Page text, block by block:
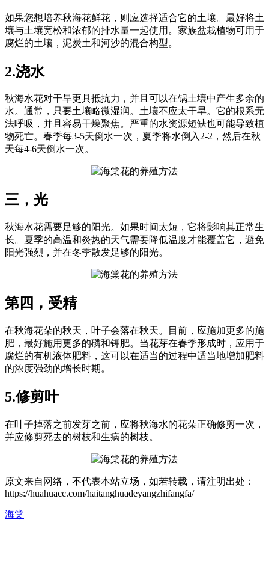
如果您想培养秋海花鲜花，则应选择适合它的土壤。最好将土
壤与土壤宽松和浓郁的排水量一起使用。家族盆栽植物可用于
腐烂的土壤，泥炭土和河沙的混合构型。
2.浇水
秋海水花对干旱更具抵抗力，并且可以在锅土壤中产生多余的
水。通常，只要土壤略微湿润。土壤不应太干旱。它的根系无
法呼吸，并且容易干燥聚焦。严重的水资源短缺也可能导致植
物死亡。春季每3-5天倒水一次，夏季将水倒入2-2，然后在秋
天每4-6天倒水一次。
三，光
秋海水花需要足够的阳光。如果时间太短，它将影响其正常生
长。夏季的高温和炎热的天气需要降低温度才能覆盖它，避免
阳光强烈，并在冬季散发足够的阳光。
第四，受精
在秋海花朵的秋天，叶子会落在秋天。目前，应施加更多的施
肥，最好施用更多的磷和钾肥。当花芽在春季形成时，应用于
腐烂的有机液体肥料，这可以在适当的过程中适当地增加肥料
的浓度强劲的增长时期。
5.修剪叶
在叶子掉落之前发芽之前，应将秋海水的花朵正确修剪一次，
并应修剪死去的树枝和生病的树枝。
原文来自网络，不代表本站立场，如若转载，请注明出处：
https://huahuacc.com/haitanghuadeyangzhifangfa/
海棠